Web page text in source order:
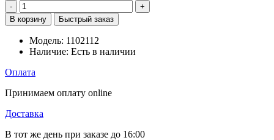
-
+
В корзину
Быстрый заказ
Модель: 1102112
Наличие: Есть в наличии
Оплата
Принимаем оплату online
Доставка
В тот же день при заказе до 16:00